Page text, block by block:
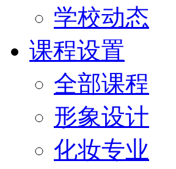
学校动态
课程设置
全部课程
形象设计
化妆专业